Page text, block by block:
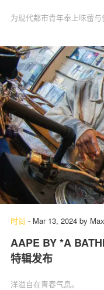
为现代都市青年奉上味蕾与
时尚 - Mar 13, 2024 by Max
AAPE BY *A
特辑发布
洋溢自在青春气息。